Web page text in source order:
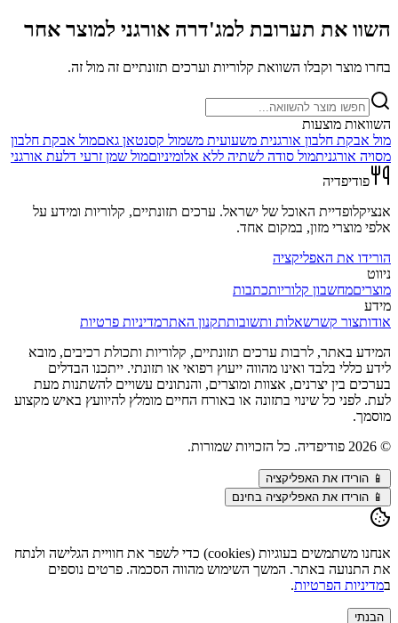
השוו את תערובת למג'דרה אורגני למוצר אחר
בחרו מוצר וקבלו השוואת קלוריות וערכים תזונתיים זה מול זה.
השוואות מוצעות
מול אבקת חלבון אורגנית משעועית משמול קסנטאן גאםמול אבקת חלבון
מסויה אורגניתמול סודה לשתיה ללא אלומיניוםמול שמן זרעי דלעת אורגני
פודיפדיה
אנציקלופדיית האוכל של ישראל. ערכים תזונתיים, קלוריות ומידע על
אלפי מוצרי מזון, במקום אחד.
הורידו את האפליקציה
ניווט
מוצריםמחשבון קלוריותכתבות
מידע
אודותצור קשרשאלות ותשובותתקנון האתרמדיניות פרטיות
המידע באתר, לרבות ערכים תזונתיים, קלוריות ותכולת רכיבים, מובא
לידע כללי בלבד ואינו מהווה ייעוץ רפואי או תזונתי. ייתכנו הבדלים
בערכים בין יצרנים, אצוות ומוצרים, והנתונים עשויים להשתנות מעת
לעת. לפני כל שינוי בתזונה או באורח החיים מומלץ להיוועץ באיש מקצוע
מוסמך.
©
2026 פודיפדיה. כל הזכויות שמורות.
📱 הורידו את האפליקציה
📱 הורידו את האפליקציה בחינם
אנחנו משתמשים בעוגיות (cookies) כדי לשפר את חוויית הגלישה ולנתח
את התנועה באתר. המשך השימוש מהווה הסכמה. פרטים נוספים
במדיניות הפרטיות.
הבנתי